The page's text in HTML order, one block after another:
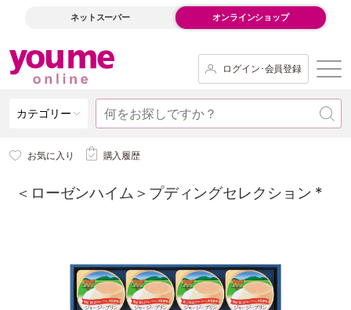
ネットスーパー オンラインショップ
ログイン･会員登録
カテゴリー
お気に入り 購入履歴
＜ローゼンハイム＞プディングセレクション *